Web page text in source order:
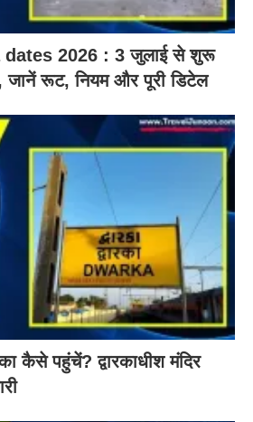
2026 : 3 जुलाई से शुरू
जानें रूट, नियम और पूरी डिटेल
कैसे पहुंचें? द्वारकाधीश मंदिर